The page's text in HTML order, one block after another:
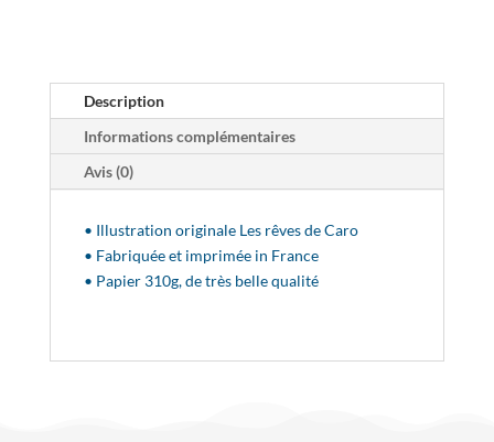
Description
Informations complémentaires
Avis (0)
• Illustration originale Les rêves de Caro
• Fabriquée et imprimée in France
• Papier 310g, de très belle qualité